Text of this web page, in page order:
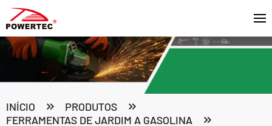
INÍCIO
PRODUTOS
FERRAMENTAS DE JARDIM A GASOLINA